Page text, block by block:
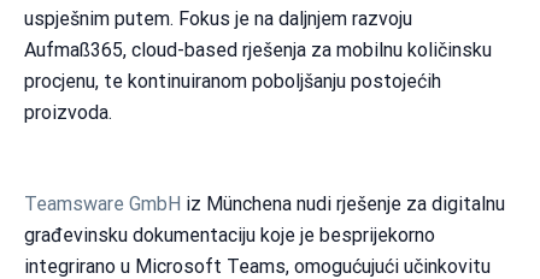
uspješnim putem. Fokus je na daljnjem razvoju
Aufmaß365, cloud-based rješenja za mobilnu količinsku
procjenu, te kontinuiranom poboljšanju postojećih
proizvoda.
Teamsware GmbH iz Münchena nudi rješenje za digitalnu
građevinsku dokumentaciju koje je besprijekorno
integrirano u Microsoft Teams, omogućujući učinkovitu